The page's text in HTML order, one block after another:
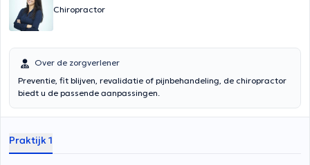
Chiropractor
Over de zorgverlener
Preventie, fit blijven, revalidatie of pijnbehandeling, de chiropractor
biedt u de passende aanpassingen.
Praktijk 1